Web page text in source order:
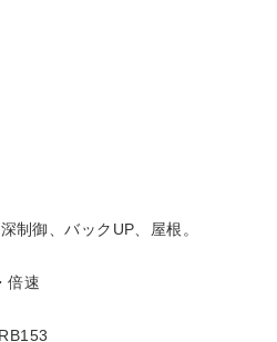
制御、バックUP、屋根。
倍速